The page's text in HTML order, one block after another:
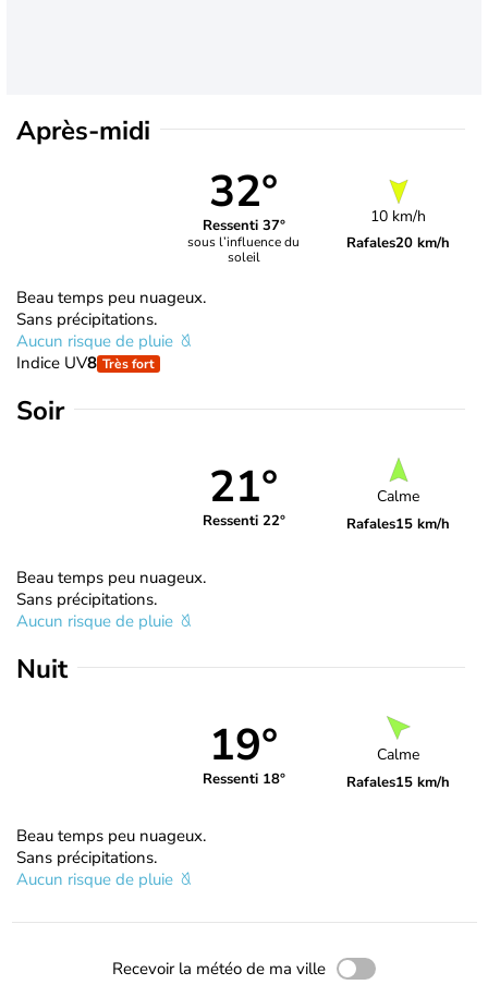
Après-midi
32°
Ressenti 37°
sous l’influence du
soleil
10 km/h
Rafales20 km/h
Beau temps peu nuageux.
Sans précipitations.
Aucun risque de pluie
Indice UV8 Très fort
Soir
21°
Ressenti 22°
Calme
Rafales15 km/h
Beau temps peu nuageux.
Sans précipitations.
Aucun risque de pluie
Nuit
19°
Ressenti 18°
Calme
Rafales15 km/h
Beau temps peu nuageux.
Sans précipitations.
Aucun risque de pluie
Recevoir la météo de ma ville